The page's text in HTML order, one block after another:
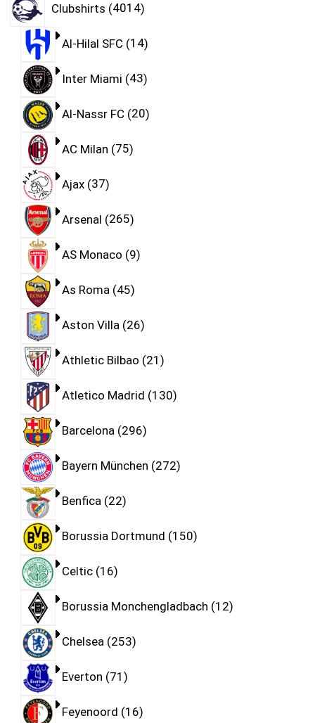
Clubshirts 4014
Al-Hilal SFC 14
Inter Miami 43
Al-Nassr FC 20
AC Milan 75
Ajax 37
Arsenal 265
AS Monaco 9
As Roma 45
Aston Villa 26
Athletic Bilbao 21
Atletico Madrid 130
Barcelona 296
Bayern München 272
Benfica 22
Borussia Dortmund 150
Celtic 16
Borussia Monchengladbach 12
Chelsea 253
Everton 71
Feyenoord 16